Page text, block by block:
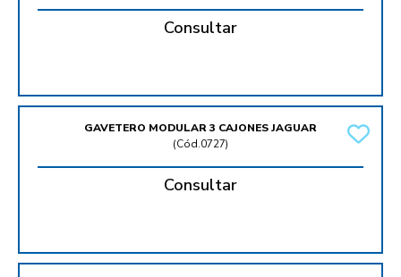
Consultar
GAVETERO MODULAR 3 CAJONES JAGUAR
(Cód.0727)
Consultar